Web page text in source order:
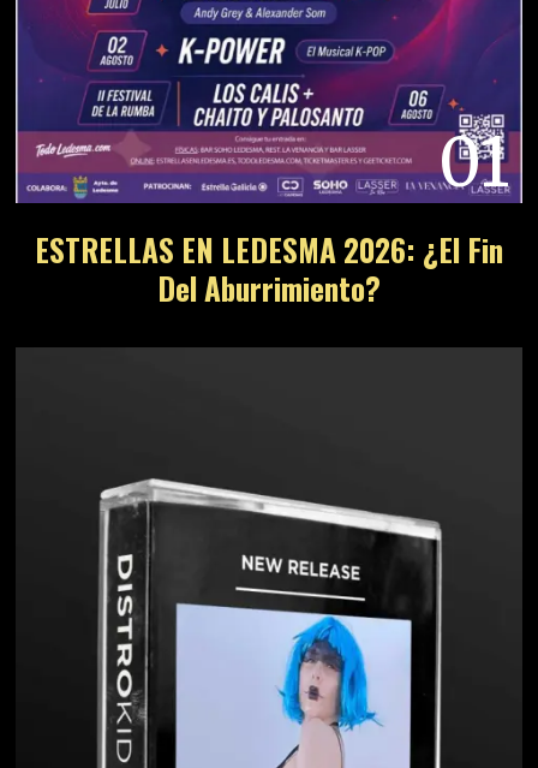
01
ESTRELLAS EN LEDESMA 2026: ¿El Fin
Del Aburrimiento?